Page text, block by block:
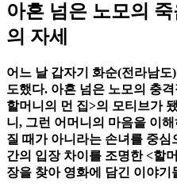
아흔 넘은 노모의
의 자세
어느 날 갑자기 화순(전라남도
도했다. 아흔 넘은 노모의 충
할머니의 먼 집>의 모티브가
니, 그런 어머니의 마음을 이
질 때가 아니라는 손녀를 중심
간의 입장 차이를 조명한 <할
장을 찾아 영화에 담긴 이야기